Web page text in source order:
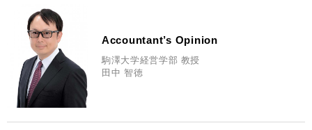
Accountant’s Opinion
駒澤大学経営学部 教授
田中 智徳